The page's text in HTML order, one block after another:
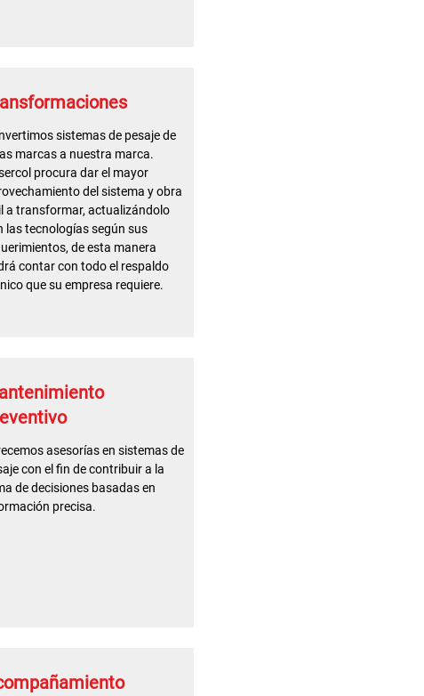
sistemas de pesaje de
marcas a nuestra marca.
procura dar el mayor
del sistema y obra
a transformar, actualizándolo
las tecnologías según sus
de esta manera
contar con todo el respaldo
que su empresa requiere.
asesorías en sistemas de
con el fin de contribuir a la
de decisiones basadas en
precisa.